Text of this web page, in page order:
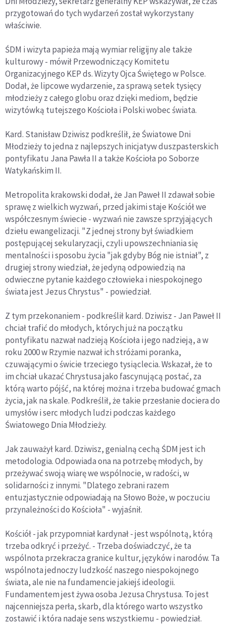
przygotowań do tych wydarzeń został wykorzystany
właściwie.
ŚDM i wizyta papieża mają wymiar religijny ale także
kulturowy - mówił Przewodniczący Komitetu
Organizacyjnego KEP ds. Wizyty Ojca Świętego w Polsce.
Dodał, że lipcowe wydarzenie, za sprawą setek tysięcy
młodzieży z całego globu oraz dzięki mediom, będzie
wizytówką tutejszego Kościoła i Polski wobec świata.
Kard. Stanisław Dziwisz podkreślił, że Światowe Dni
Młodzieży to jedna z najlepszych inicjatyw duszpasterskich
pontyfikatu Jana Pawła II a także Kościoła po Soborze
Watykańskim II.
Metropolita krakowski dodał, że Jan Paweł II zdawał sobie
sprawę z wielkich wyzwań, przed jakimi staje Kościół we
współczesnym świecie - wyzwań nie zawsze sprzyjających
dziełu ewangelizacji. "Z jednej strony był świadkiem
postępującej sekularyzacji, czyli upowszechniania się
mentalności i sposobu życia "jak gdyby Bóg nie istniał", z
drugiej strony wiedział, że jedyną odpowiedzią na
odwieczne pytanie każdego człowieka i niespokojnego
świata jest Jezus Chrystus" - powiedział.
Z tym przekonaniem - podkreślił kard. Dziwisz - Jan Paweł II
chciał trafić do młodych, których już na początku
pontyfikatu nazwał nadzieją Kościoła i jego nadzieją, a w
roku 2000 w Rzymie nazwał ich stróżami poranka,
czuwającymi o świcie trzeciego tysiąclecia. Wskazał, że to
im chciał ukazać Chrystusa jako fascynującą postać, za
którą warto pójść, na której można i trzeba budować gmach
życia, jak na skale. Podkreślił, że takie przesłanie dociera do
umysłów i serc młodych ludzi podczas każdego
Światowego Dnia Młodzieży.
Jak zauważył kard. Dziwisz, genialną cechą ŚDM jest ich
metodologia. Odpowiada ona na potrzebę młodych, by
przeżywać swoją wiarę we wspólnocie, w radości, w
solidarności z innymi. "Dlatego zebrani razem
entuzjastycznie odpowiadają na Słowo Boże, w poczuciu
przynależności do Kościoła" - wyjaśnił.
Kościół - jak przypomniał kardynał - jest wspólnotą, którą
trzeba odkryć i przeżyć. - Trzeba doświadczyć, że ta
wspólnota przekracza granice kultur, języków i narodów. Ta
wspólnota jednoczy ludzkość naszego niespokojnego
świata, ale nie na fundamencie jakiejś ideologii.
Fundamentem jest żywa osoba Jezusa Chrystusa. To jest
najcenniejsza perła, skarb, dla którego warto wszystko
zostawić i która nadaje sens wszystkiemu - powiedział.